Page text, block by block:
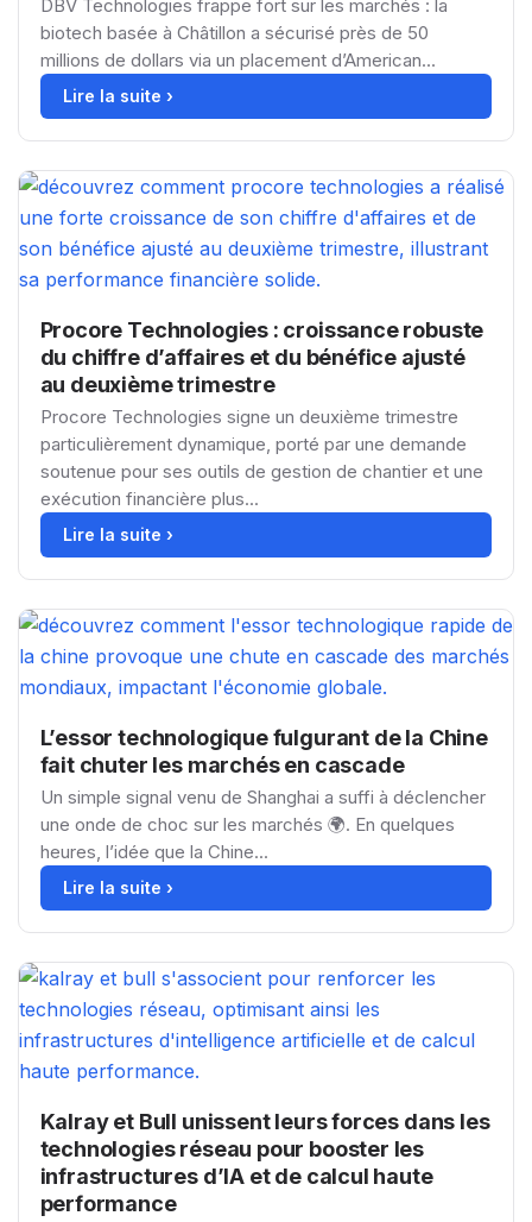
DBV Technologies frappe fort sur les marchés : la
biotech basée à Châtillon a sécurisé près de 50
millions de dollars via un placement d’American...
Lire la suite ›
Procore Technologies : croissance robuste
du chiffre d’affaires et du bénéfice ajusté
au deuxième trimestre
Procore Technologies signe un deuxième trimestre
particulièrement dynamique, porté par une demande
soutenue pour ses outils de gestion de chantier et une
exécution financière plus...
Lire la suite ›
L’essor technologique fulgurant de la Chine
fait chuter les marchés en cascade
Un simple signal venu de Shanghai a suffi à déclencher
une onde de choc sur les marchés 🌍. En quelques
heures, l’idée que la Chine...
Lire la suite ›
Kalray et Bull unissent leurs forces dans les
technologies réseau pour booster les
infrastructures d’IA et de calcul haute
performance